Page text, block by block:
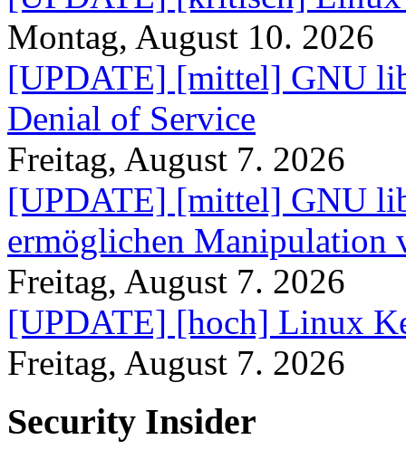
Montag, August 10. 2026
[UPDATE] [mittel] GNU
Denial of Service
Freitag, August 7. 2026
[UPDATE] [mittel] GNU
ermöglichen Manipulation
Freitag, August 7. 2026
[UPDATE] [hoch] Linux
Freitag, August 7. 2026
Security Insider